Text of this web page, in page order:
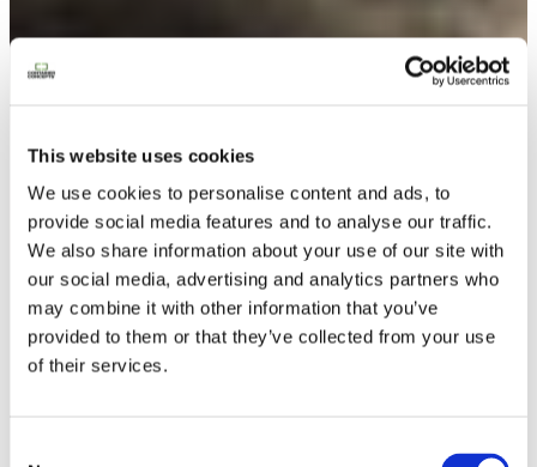
This website uses cookies
We use cookies to personalise content and ads, to
provide social media features and to analyse our traffic.
We also share information about your use of our site with
our social media, advertising and analytics partners who
may combine it with other information that you’ve
provided to them or that they’ve collected from your use
of their services.